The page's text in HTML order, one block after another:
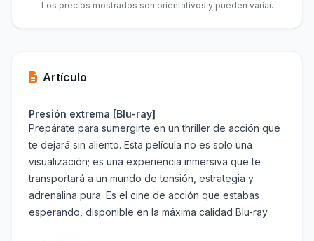
Los precios mostrados son orientativos y pueden variar.
Artículo
Presión extrema [Blu-ray]
Prepárate para sumergirte en un thriller de acción que
te dejará sin aliento. Esta película no es solo una
visualización; es una experiencia inmersiva que te
transportará a un mundo de tensión, estrategia y
adrenalina pura. Es el cine de acción que estabas
esperando, disponible en la máxima calidad Blu-ray.